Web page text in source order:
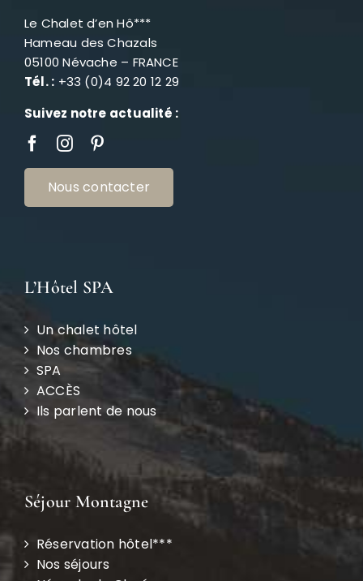
Le Chalet d’en Hô***
Hameau des Chazals
05100 Névache – FRANCE
Tél. : +33 (0)4 92 20 12 29
Suivez notre actualité :
Nous contacter
L’Hôtel SPA
Un chalet hôtel
Nos chambres
SPA
ACCÈS
Ils parlent de nous
Séjour Montagne
Réservation hôtel***
Nos séjours